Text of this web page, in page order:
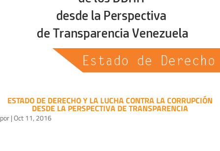
ESTADO DE DERECHO Y LA LUCHA CONTRA LA CORRUPCIÓN
DESDE LA PERSPECTIVA DE TRANSPARENCIA
por|Oct 11, 2016